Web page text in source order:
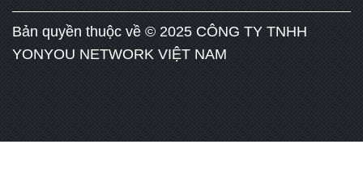
Bản quyền thuộc về © 2025 CÔNG TY TNHH
YONYOU NETWORK VIỆT NAM